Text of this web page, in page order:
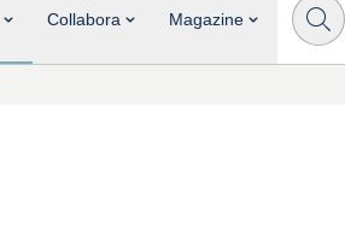
Collabora Magazine